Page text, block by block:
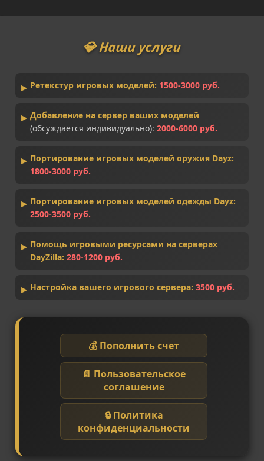
💎 Наши услуги
Ретекстур игровых моделей: 1500-3000 руб.
Добавление на сервер ваших моделей
(обсуждается индивидуально): 2000-6000 руб.
Портирование игровых моделей оружия Dayz:
1800-3000 руб.
Портирование игровых моделей одежды Dayz:
2500-3500 руб.
Помощь игровыми ресурсами на серверах
DayZilla: 280-1200 руб.
Настройка вашего игрового сервера: 3500 руб.
💰 Пополнить счет
📄 Пользовательское
соглашение
🔒 Политика
конфиденциальности